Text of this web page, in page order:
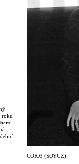
roku
СОЮЗ (SOYUZ)